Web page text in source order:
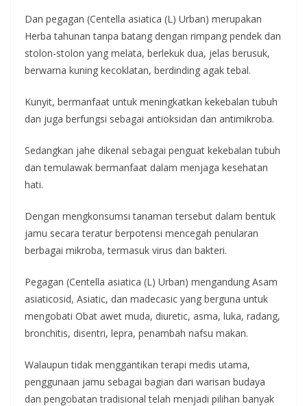
Dan pegagan (Centella asiatica (L) Urban) merupakan
Herba tahunan tanpa batang dengan rimpang pendek dan
stolon-stolon yang melata, berlekuk dua, jelas berusuk,
berwarna kuning kecoklatan, berdinding agak tebal.
Kunyit, bermanfaat untuk meningkatkan kekebalan tubuh
dan juga berfungsi sebagai antioksidan dan antimikroba.
Sedangkan jahe dikenal sebagai penguat kekebalan tubuh
dan temulawak bermanfaat dalam menjaga kesehatan
hati.
Dengan mengkonsumsi tanaman tersebut dalam bentuk
jamu secara teratur berpotensi mencegah penularan
berbagai mikroba, termasuk virus dan bakteri.
Pegagan (Centella asiatica (L) Urban) mengandung Asam
asiaticosid, Asiatic, dan madecasic yang berguna untuk
mengobati Obat awet muda, diuretic, asma, luka, radang,
bronchitis, disentri, lepra, penambah nafsu makan.
Walaupun tidak menggantikan terapi medis utama,
penggunaan jamu sebagai bagian dari warisan budaya
dan pengobatan tradisional telah menjadi pilihan banyak